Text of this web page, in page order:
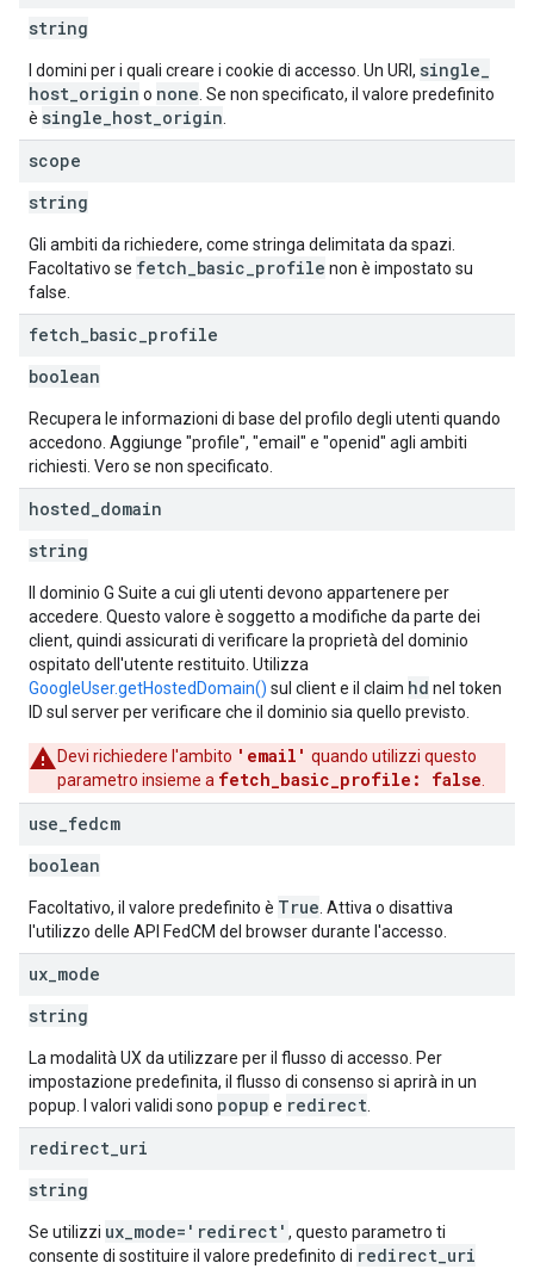
string
I domini per i quali creare i cookie di accesso. Un URI, single
host origin o none . Se non specificato, il valore predefinito
è single host origin
scope
string
Gli ambiti da richiedere, come stringa delimitata da spazi.
Facoltativo se fetch basic profile non è impostato su
false.
fetch basic profile
boolean
Recupera le informazioni di base del profilo degli utenti quando
accedono. Aggiunge "profile", "email" e "openid" agli ambiti
richiesti. Vero se non specificato.
hosted domain
string
Il dominio G Suite a cui gli utenti devono appartenere per
accedere. Questo valore è soggetto a modifiche da parte dei
client, quindi assicurati di verificare la proprietà del dominio
ospitato dell'utente restituito. Utilizza
GoogleUser.getHostedDomain() sul client e il claim hd nel token
ID sul server per verificare che il dominio sia quello previsto.
Devi richiedere l'ambito 'email' quando utilizzi questo
parametro insieme a fetch_basic_profile: false
use fedcm
boolean
Facoltativo, il valore predefinito è True . Attiva o disattiva
l'utilizzo delle API FedCM del browser durante l'accesso.
ux mode
string
La modalità UX da utilizzare per il flusso di accesso. Per
impostazione predefinita, il flusso di consenso si aprirà in un
popup. I valori validi sono popup e redirect
redirect uri
string
Se utilizzi ux mode='redirect' , questo parametro ti
consente di sostituire il valore predefinito di redirect uri